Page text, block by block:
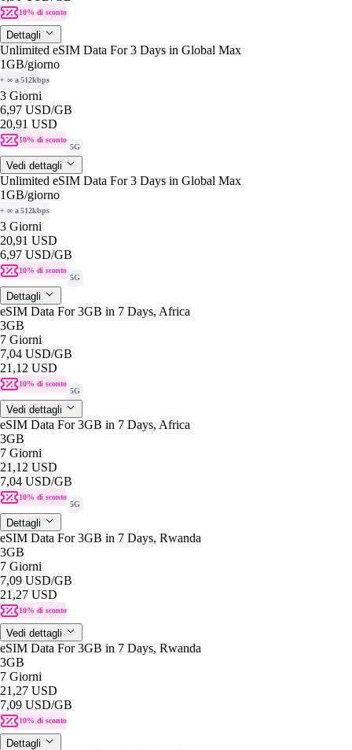
10% di sconto
Dettagli
Unlimited eSIM Data For 3 Days in Global Max
1GB/giorno
+ ∞ a 512kbps
3 Giorni
6,97 USD/GB
20,91 USD
10% di sconto
5G
Vedi dettagli
Unlimited eSIM Data For 3 Days in Global Max
1GB/giorno
+ ∞ a 512kbps
3 Giorni
20,91 USD
6,97 USD/GB
10% di sconto
5G
Dettagli
eSIM Data For 3GB in 7 Days, Africa
3GB
7 Giorni
7,04 USD/GB
21,12 USD
10% di sconto
5G
Vedi dettagli
eSIM Data For 3GB in 7 Days, Africa
3GB
7 Giorni
21,12 USD
7,04 USD/GB
10% di sconto
5G
Dettagli
eSIM Data For 3GB in 7 Days, Rwanda
3GB
7 Giorni
7,09 USD/GB
21,27 USD
10% di sconto
Vedi dettagli
eSIM Data For 3GB in 7 Days, Rwanda
3GB
7 Giorni
21,27 USD
7,09 USD/GB
10% di sconto
Dettagli